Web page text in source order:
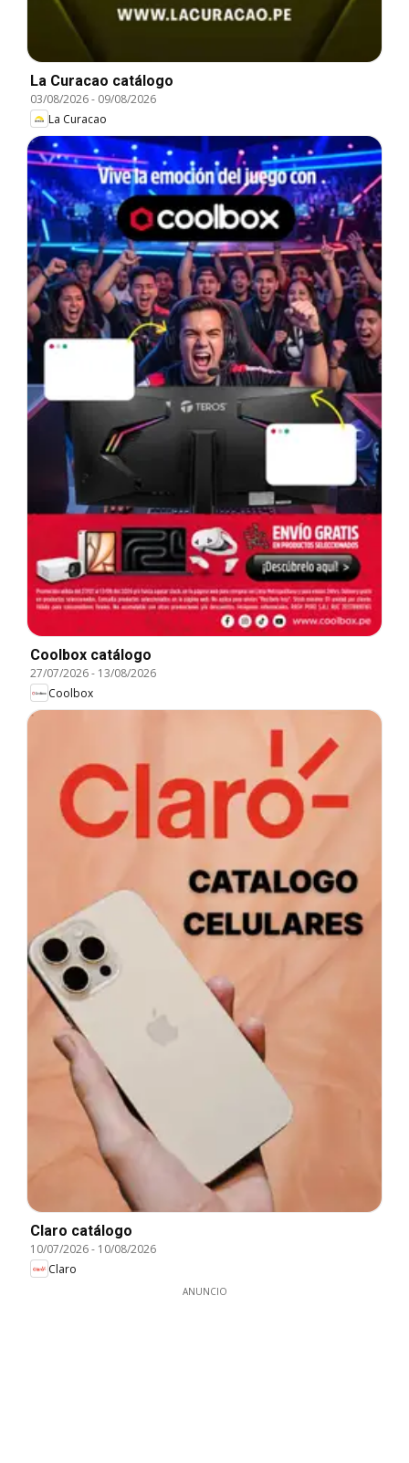
La Curacao catálogo
03/08/2026- 09/08/2026
La Curacao
Coolbox catálogo
27/07/2026- 13/08/2026
Coolbox
Claro catálogo
10/07/2026- 10/08/2026
Claro
ANUNCIO